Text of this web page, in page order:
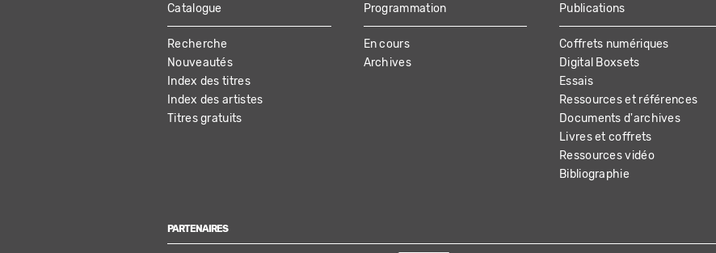
MAIN
NAVIGATION
Catalogue
Recherche
Nouveautés
Index des titres
Index des artistes
Titres gratuits
Programmation
En cours
Archives
Publications
Coffrets numériques
Digital Boxsets
Essais
Ressources et références
Documents d'archives
Livres et coffrets
Ressources vidéo
Bibliographie
PARTENAIRES